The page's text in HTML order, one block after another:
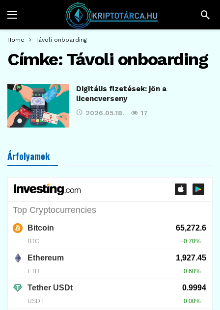
Home Távoli onboarding
Címke: Távoli onboarding
Digitális fizetések: jön a
licencverseny
2026.05.18. 17
Árfolyamok